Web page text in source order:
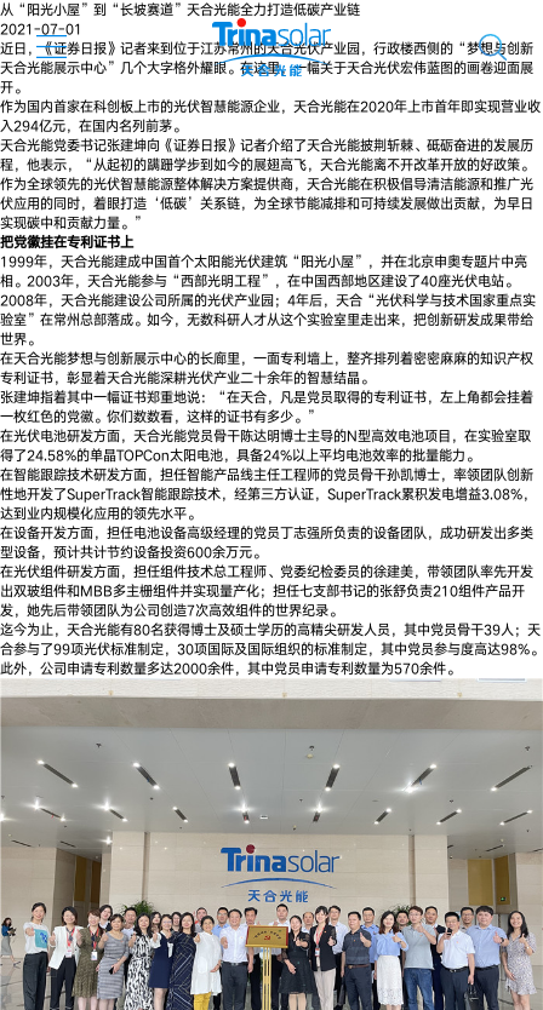
从“阳光小屋”到“长坡赛道”天合光能全力打造低碳产业链
2021-07-01
近日，《证券日报》记者来到位于江苏常州的天合光伏产业园，行政楼西侧的“梦想与创新
天合光能展示中心”几个大字格外耀眼。在这里，一幅关于天合光伏宏伟蓝图的画卷迎面展
开。
作为国内首家在科创板上市的光伏智慧能源企业，天合光能在2020年上市首年即实现营业收
入294亿元，在国内名列前茅。
天合光能党委书记张建坤向《证券日报》记者介绍了天合光能披荆斩棘、砥砺奋进的发展历
程，他表示，“从起初的蹒跚学步到如今的展翅高飞，天合光能离不开改革开放的好政策。
作为全球领先的光伏智慧能源整体解决方案提供商，天合光能在积极倡导清洁能源和推广光
伏应用的同时，着眼打造‘低碳’关系链，为全球节能减排和可持续发展做出贡献，为早日
实现碳中和贡献力量。”
把党徽挂在专利证书上
1999年，天合光能建成中国首个太阳能光伏建筑“阳光小屋”，并在北京申奥专题片中亮
相。2003年，天合光能参与“西部光明工程”，在中国西部地区建设了40座光伏电站。
2008年，天合光能建设公司所属的光伏产业园；4年后，天合“光伏科学与技术国家重点实
验室”在常州总部落成。如今，无数科研人才从这个实验室里走出来，把创新研发成果带给
世界。
在天合光能梦想与创新展示中心的长廊里，一面专利墙上，整齐排列着密密麻麻的知识产权
专利证书，彰显着天合光能深耕光伏产业二十余年的智慧结晶。
张建坤指着其中一幅证书郑重地说：“在天合，凡是党员取得的专利证书，左上角都会挂着
一枚红色的党徽。你们数数看，这样的证书有多少。”
在光伏电池研发方面，天合光能党员骨干陈达明博士主导的N型高效电池项目，在实验室取
得了24.58%的单晶TOPCon太阳电池，具备24%以上平均电池效率的批量能力。
在智能跟踪技术研发方面，担任智能产品线主任工程师的党员骨干孙凯博士，率领团队创新
性地开发了SuperTrack智能跟踪技术，经第三方认证，SuperTrack累积发电增益3.08%，
达到业内规模化应用的领先水平。
在设备开发方面，担任电池设备高级经理的党员丁志强所负责的设备团队，成功研发出多类
型设备，预计共计节约设备投资600余万元。
在光伏组件研发方面，担任组件技术总工程师、党委纪检委员的徐建美，带领团队率先开发
出双玻组件和MBB多主栅组件并实现量产化；担任七支部书记的张舒负责210组件产品开
发，她先后带领团队为公司创造7次高效组件的世界纪录。
迄今为止，天合光能有80名获得博士及硕士学历的高精尖研发人员，其中党员骨干39人；天
合参与了99项光伏标准制定，30项国际及国际组织的标准制定，其中党员参与度高达98%。
此外，公司申请专利数量多达2000余件，其中党员申请专利数量为570余件。